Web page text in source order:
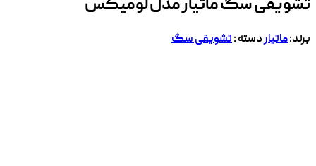
تشویقی سگ ماتیار مدل لومیکس
برند:ماتیاردسته :تشویقی سگ